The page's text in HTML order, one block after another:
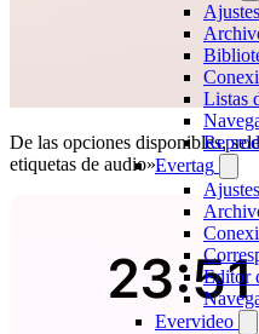
Ajustes
Listas
Evertag
Ajustes
Editor
Evervideo
De las opciones disponibles,
etiquetas de audio».